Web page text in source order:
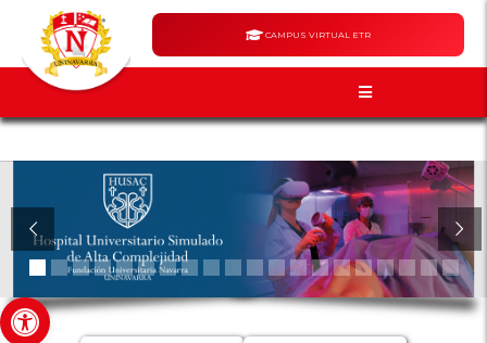
Abrir barra de herramientas
CAMPUS VIRTUAL ETR